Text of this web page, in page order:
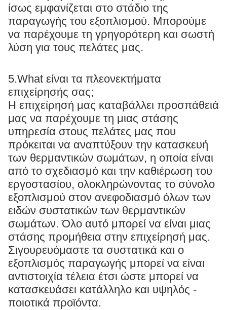
ίσως εμφανίζεται στο στάδιο της
παραγωγής του εξοπλισμού. Μπορούμε
να παρέχουμε τη γρηγορότερη και σωστή
λύση για τους πελάτες μας.
5.What είναι τα πλεονεκτήματα
επιχείρησής σας;
Η επιχείρησή μας καταβάλλει προσπάθειά
μας να παρέχουμε τη μιας στάσης
υπηρεσία στους πελάτες μας που
πρόκειται να αναπτύξουν την κατασκευή
των θερμαντικών σωμάτων, η οποία είναι
από το σχεδιασμό και την καθιέρωση του
εργοστασίου, ολοκληρώνοντας το σύνολο
εξοπλισμού στον ανεφοδιασμό όλων των
ειδών συστατικών των θερμαντικών
σωμάτων. Όλο αυτό μπορεί να είναι μιας
στάσης προμήθεια στην επιχείρησή μας.
Σιγουρευόμαστε τα συστατικά και ο
εξοπλισμός παραγωγής μπορεί να είναι
αντιστοιχία τέλεια έτσι ώστε μπορεί να
κατασκευάσει κατάλληλο και υψηλός -
ποιοτικά προϊόντα.